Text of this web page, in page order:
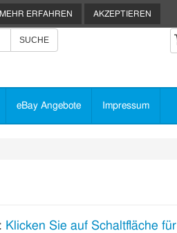
eBay Angebote Impressum
Klicken Sie auf Schaltfläche für
MEHR ERFAHREN AKZEPTIEREN